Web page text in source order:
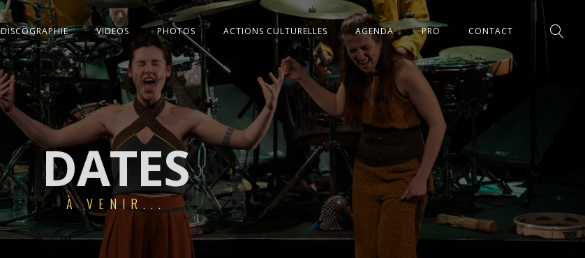
DISCOGRAPHIE VIDEOS PHOTOS ACTIONS CULTURELLES AGENDA PRO CONTACT
DATES
À VENIR...